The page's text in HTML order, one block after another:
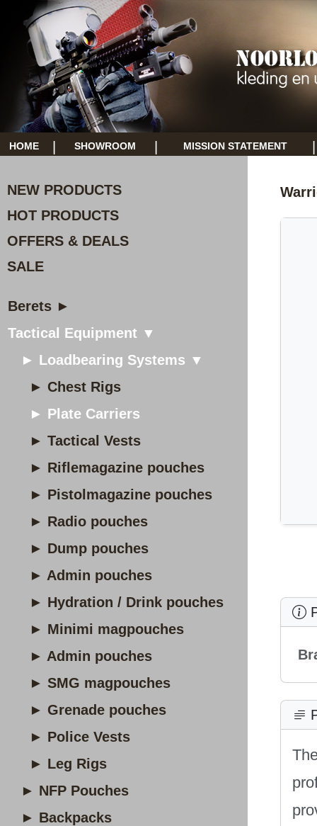
HOME SHOWROOM MISSION STATEMENT
NEW PRODUCTS
HOT PRODUCTS
OFFERS & DEALS
SALE
Berets ►
Tactical Equipment ▼
► Loadbearing Systems ▼
► Chest Rigs
► Plate Carriers
► Tactical Vests
► Riflemagazine pouches
► Pistolmagazine pouches
► Radio pouches
► Dump pouches
► Admin pouches
► Hydration / Drink pouches
► Minimi magpouches
► Admin pouches
► SMG magpouches
► Grenade pouches
► Police Vests
► Leg Rigs
► NFP Pouches
► Backpacks